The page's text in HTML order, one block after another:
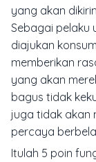
yang akan
Sebagai pelaku
diajukan
memberikan
yang akan
bagus tidak
juga tidak akan
percaya
Itulah 5 poin